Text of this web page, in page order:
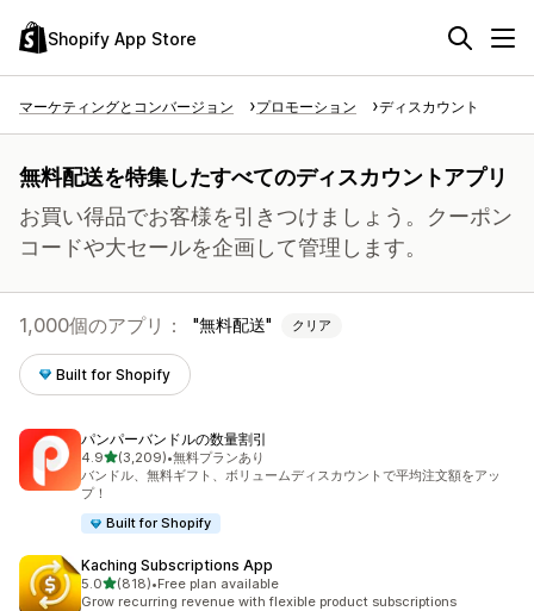
Shopify App Store
マーケティングとコンバージョン プロモーション ディスカウント
無料配送を特集したすべてのディスカウントアプリ
お買い得品でお客様を引きつけましょう。クーポン
コードや大セールを企画して管理します。
1,000個のアプリ： 無料配送 クリア
Built for Shopify
パンパーバンドルの数量割引
4.95つ星中
(3,209)
合計レビュー数：3209件
•無料プランあり
バンドル、無料ギフト、ボリュームディスカウントで平均注文額をアッ
プ！
Built for Shopify
Kaching Subscriptions App
5.05つ星中
(818)
合計レビュー数：818件
•Free plan available
Grow recurring revenue with flexible product subscriptions